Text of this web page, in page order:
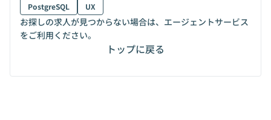
PostgreSQL
UX
お探しの求人が見つからない場合は、エージェントサービス
をご利用ください。
トップに戻る